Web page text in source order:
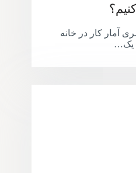
آمار کار در خانه
یک…